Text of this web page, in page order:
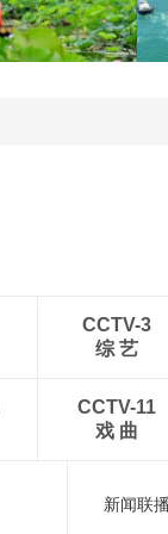
CCTV-3
综 艺
CCTV-11
戏 曲
新闻联